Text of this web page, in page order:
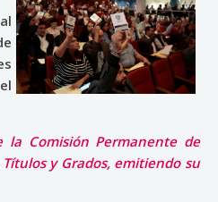
la Comisión Permanente de
y Grados, emitiendo su